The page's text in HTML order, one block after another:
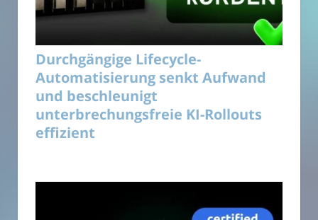
Durchgängige Lifecycle-
Automatisierung senkt Aufwand
und beschleunigt
unterbrechungsfreie KI-Rollouts
effizient